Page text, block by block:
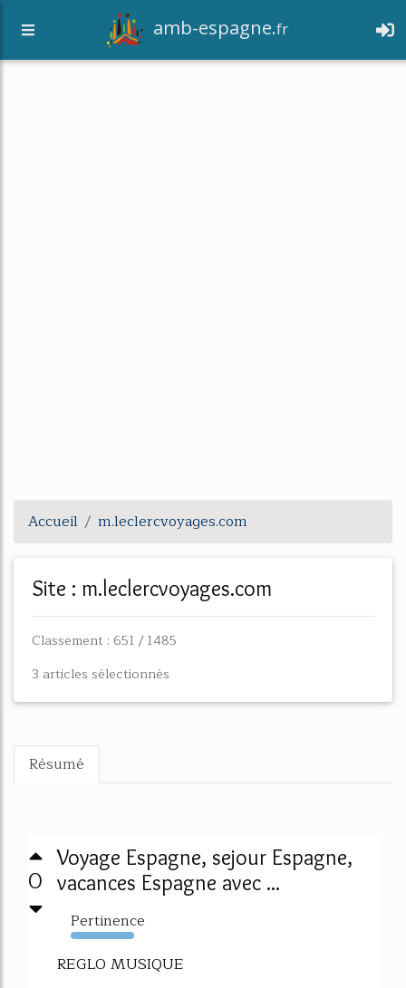
amb-espagne.fr
Accueil m.leclercvoyages.com
Site : m.leclercvoyages.com
Classement : 651 / 1485
3 articles sélectionnés
Résumé
0
Voyage Espagne, sejour Espagne,
vacances Espagne avec ...
Pertinence
723%
REGLO MUSIQUE